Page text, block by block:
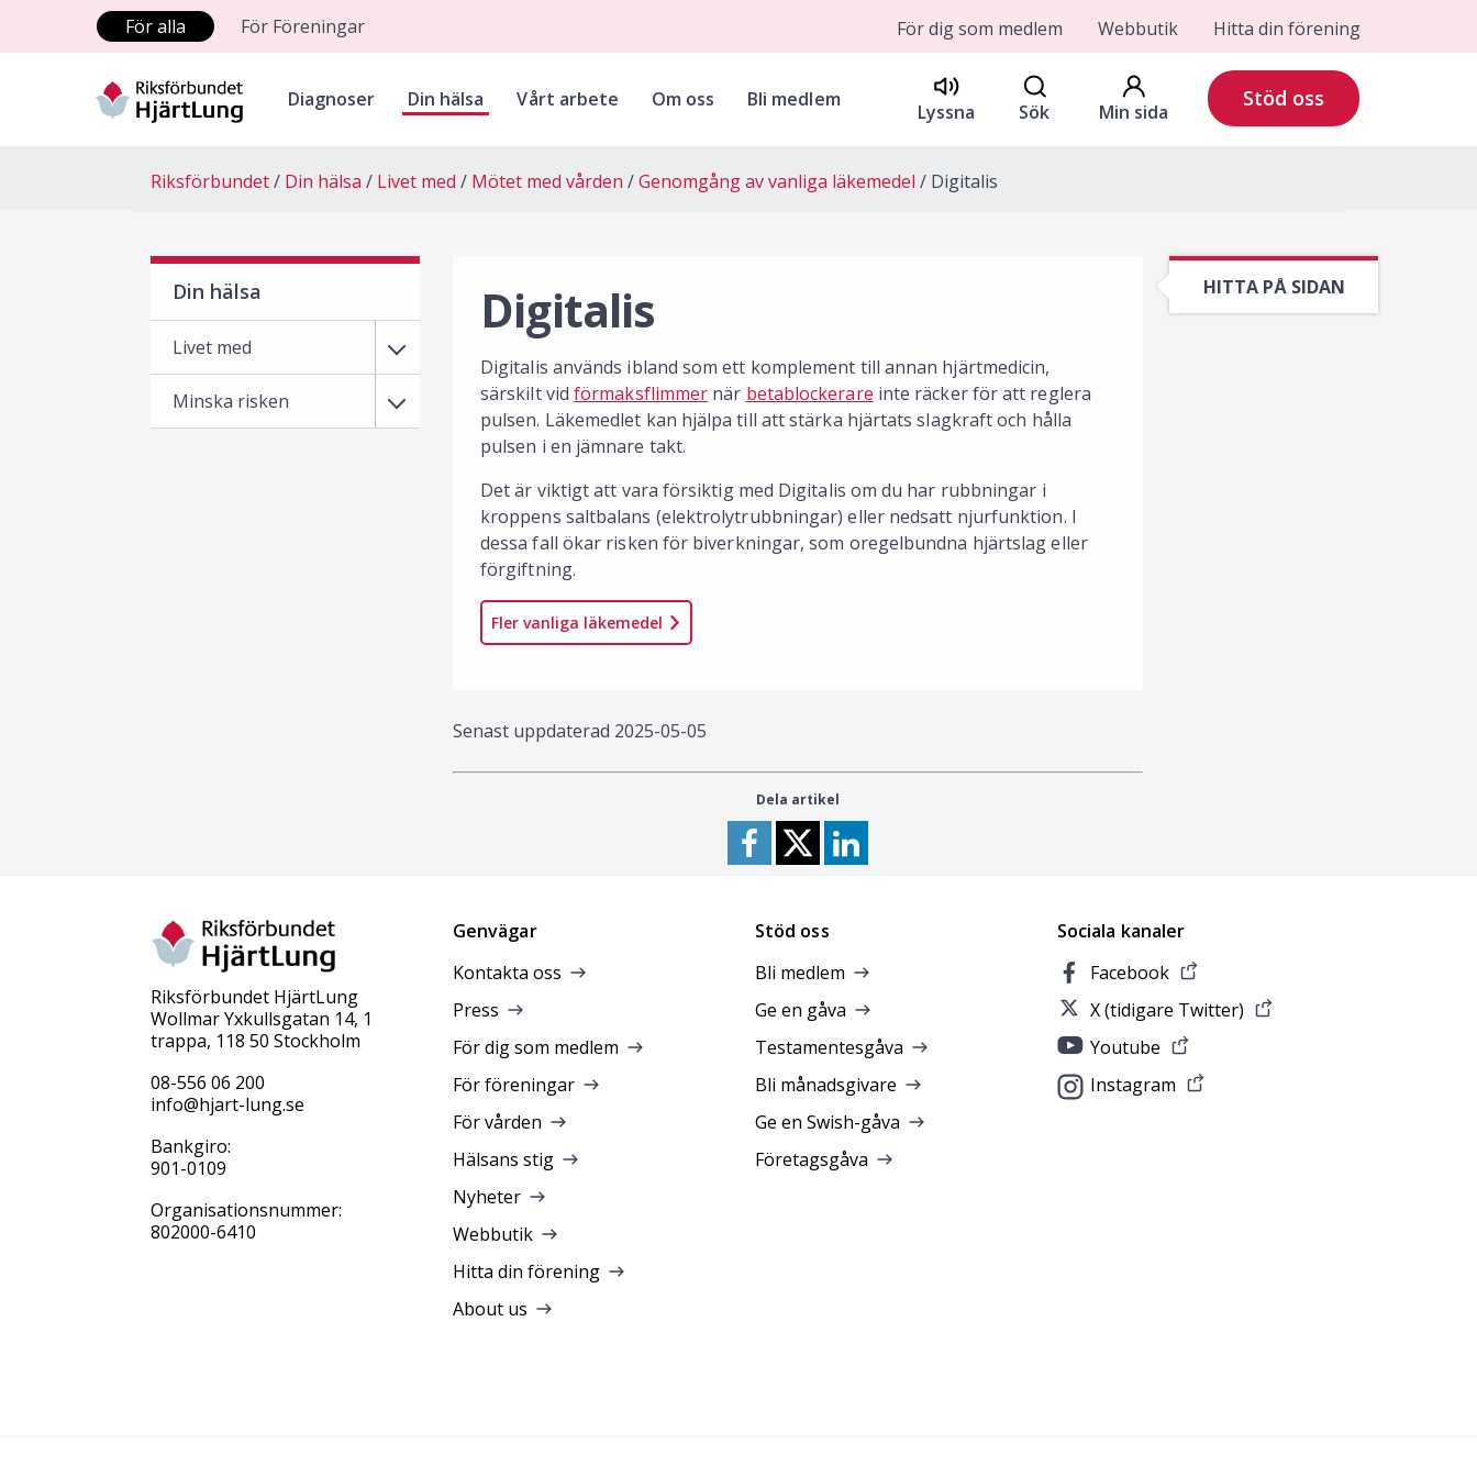
För alla För Föreningar För dig som medlem Webbutik Hitta din förening
Diagnoser Din hälsa Vårt arbete Om oss Bli medlem
Lyssna Sök Min sida
Stöd oss
Riksförbundet Din hälsa Livet med Mötet med vården Genomgång av vanliga läkemedel Digitalis
Din hälsa
Livet med
Minska risken
Digitalis
Digitalis används ibland som ett komplement till annan hjärtmedicin,
särskilt vidförmaksflimmer när betablockerare inte räcker för att reglera
pulsen. Läkemedlet kan hjälpa till att stärka hjärtats slagkraft och hålla
pulsen i en jämnare takt.
Det är viktigt att vara försiktig med Digitalis om du har rubbningar i
kroppens saltbalans (elektrolytrubbningar) eller nedsatt njurfunktion. I
dessa fall ökar risken för biverkningar, som oregelbundna hjärtslag eller
förgiftning.
Fler vanliga läkemedel
Senast uppdaterad 2025-05-05
Dela artikel
HITTA PÅ SIDAN
Riksförbundet HjärtLung
Wollmar Yxkullsgatan 14, 1
trappa, 118 50 Stockholm
08-556 06 200
info@hjart-lung.se
Bankgiro:
901-0109
Organisationsnummer:
802000-6410
Genvägar
Kontakta oss
Press
För dig som medlem
För föreningar
För vården
Hälsans stig
Nyheter
Webbutik
Hitta din förening
About us
Stöd oss
Bli medlem
Ge en gåva
Testamentesgåva
Bli månadsgivare
Ge en Swish-gåva
Företagsgåva
Sociala kanaler
Facebook
X (tidigare Twitter)
Youtube
Instagram